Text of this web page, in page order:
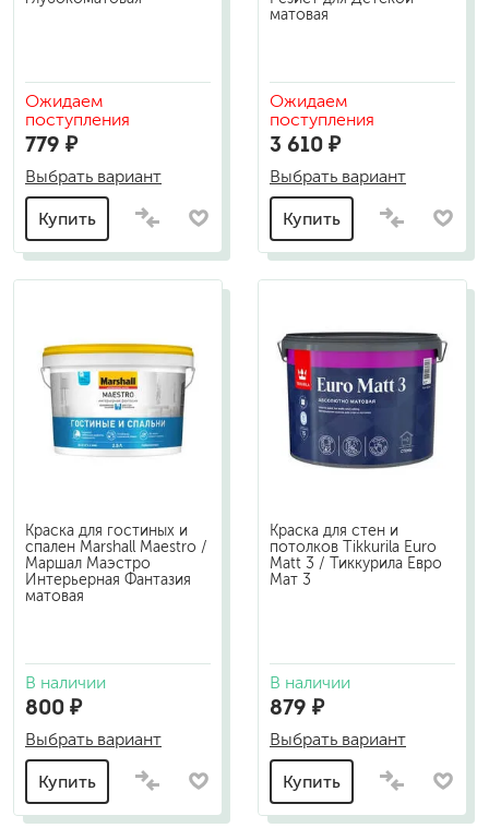
Ожидаем
поступления
779 ₽
Выбрать вариант
Купить
матовая
Ожидаем
поступления
3 610 ₽
Выбрать вариант
Купить
Краска для гостиных и
спален Marshall Maestro /
Маршал Маэстро
Интерьерная Фантазия
матовая
В наличии
800 ₽
Выбрать вариант
Купить
Краска для стен и
потолков Tikkurila Euro
Matt 3 / Тиккурила Евро
Мат 3
В наличии
879 ₽
Выбрать вариант
Купить